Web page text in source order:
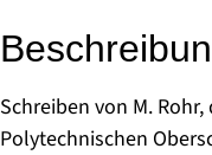
Schreiben von M.
Polytechnischen